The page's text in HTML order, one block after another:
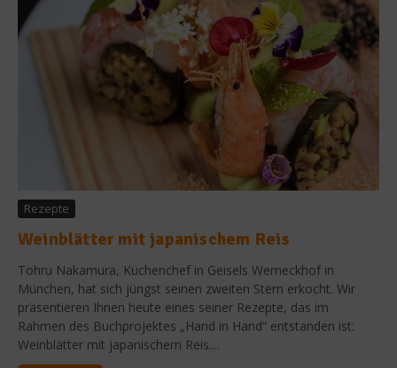
Rezepte
Weinblätter mit japanischem Reis
Tohru Nakamura, Küchenchef in Geisels Werneckhof in
München, hat sich jüngst seinen zweiten Stern erkocht. Wir
präsentieren Ihnen heute eines seiner Rezepte, das im
Rahmen des Buchprojektes „Hand in Hand“ entstanden ist:
Weinblätter mit japanischem Reis....